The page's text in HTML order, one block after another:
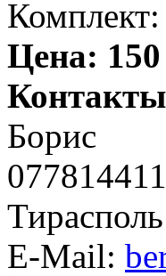
Цена: 150
Борис
077814411
Тирасполь
E-Mail: